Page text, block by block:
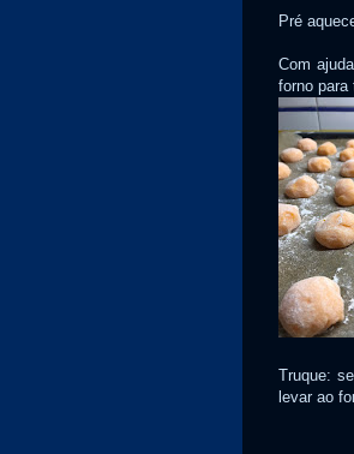
Pré
Com
forno para
Truque:
levar ao